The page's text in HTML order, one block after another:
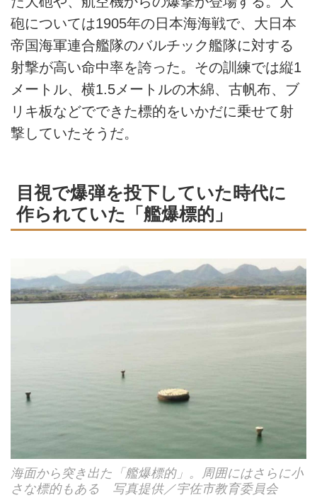
砲については1905年の日本海海戦で、大日本
帝国海軍連合艦隊のバルチック艦隊に対する
射撃が高い命中率を誇った。その訓練では縦1
メートル、横1.5メートルの木綿、古帆布、ブ
リキ板などでできた標的をいかだに乗せて射
撃していたそうだ。
目視で爆弾を投下していた時代に
作られていた「艦爆標的」
海面から突き出た「艦爆標的」。周囲にはさらに小
さな標的もある 写真提供／宇佐市教育委員会